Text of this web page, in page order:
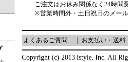
ご注文はお休み関係なく24時間
※営業時間外・土日祝日のメー
よくあるご質問 お支払い・送料
Copyright (c) 2013 istyle, Inc. All